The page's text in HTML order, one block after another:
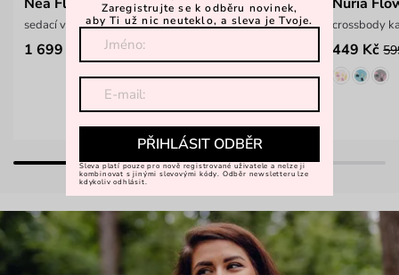
sedací vak
1 699 Kč
crossbody
449 Kč
Zaregistrujte se k odběru novinek,
aby Ti už nic neuteklo, a sleva je Tvoje.
PŘIHLÁSIT ODBĚR
Sleva platí pouze pro nově registrované uživatele a nelze ji
kombinovat s jinými slevovými kódy. Odběr newsletteru lze
kdykoliv odhlásit.